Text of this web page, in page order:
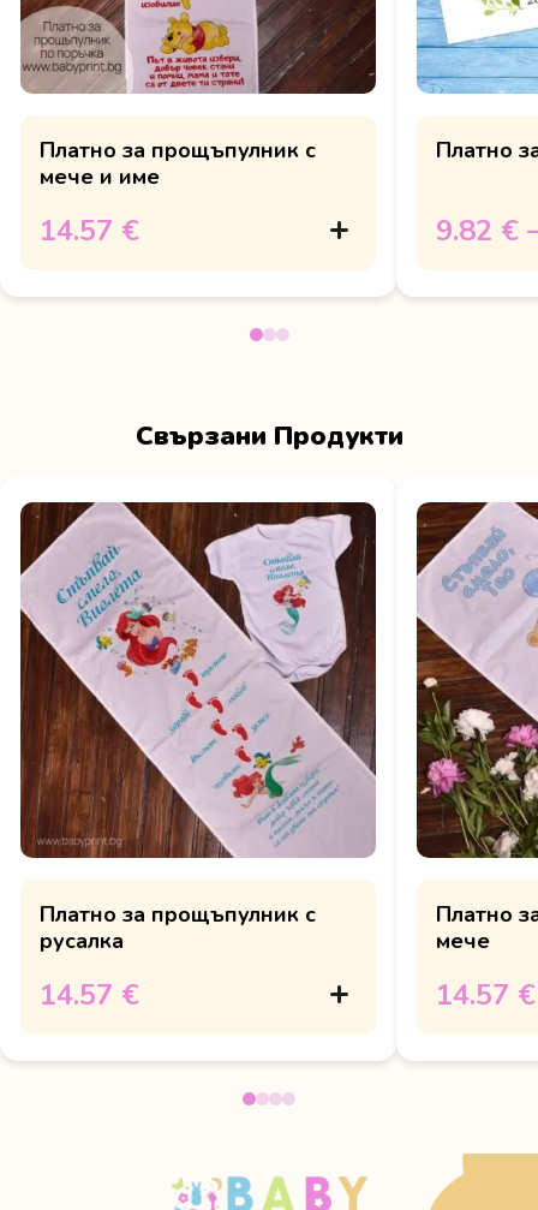
Платно за прощъпулник с
мече и име
14.57 €
Платно
9.82 €
Свързани Продукти
Платно за прощъпулник с
русалка
14.57 €
Платно
мече
14.57 €